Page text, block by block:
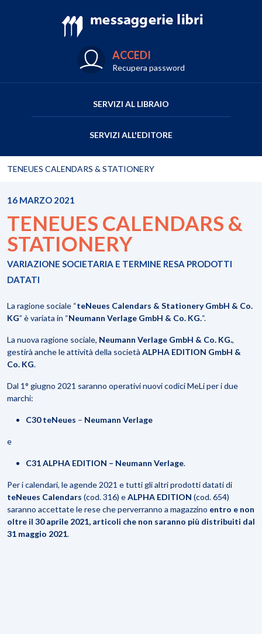
ACCEDI
Recupera password
SERVIZI AL LIBRAIO
SERVIZI ALL'EDITORE
TENEUES CALENDARS & STATIONERY
16 MARZO 2021
TENEUES CALENDARS &
STATIONERY
VARIAZIONE SOCIETARIA E TERMINE RESA PRODOTTI
DATATI
La ragione sociale “teNeues Calendars & Stationery GmbH & Co.
KG” è variata in “Neumann Verlage GmbH & Co. KG.“.
La nuova ragione sociale, Neumann Verlage GmbH & Co. KG.,
gestirà anche le attività della società ALPHA EDITION GmbH &
Co. KG.
Dal 1° giugno 2021 saranno operativi nuovi codici MeLi per i due
marchi:
C30 teNeues – Neumann Verlage
e
C31ALPHA EDITION – Neumann Verlage.
Per i calendari, le agende 2021 e tutti gli altri prodotti datati di
teNeues Calendars (cod. 316) eALPHA EDITION (cod. 654)
saranno accettate le rese che perverranno a magazzino entro e non
oltre il 30 aprile 2021, articoli che non saranno più distribuiti dal
31 maggio 2021.